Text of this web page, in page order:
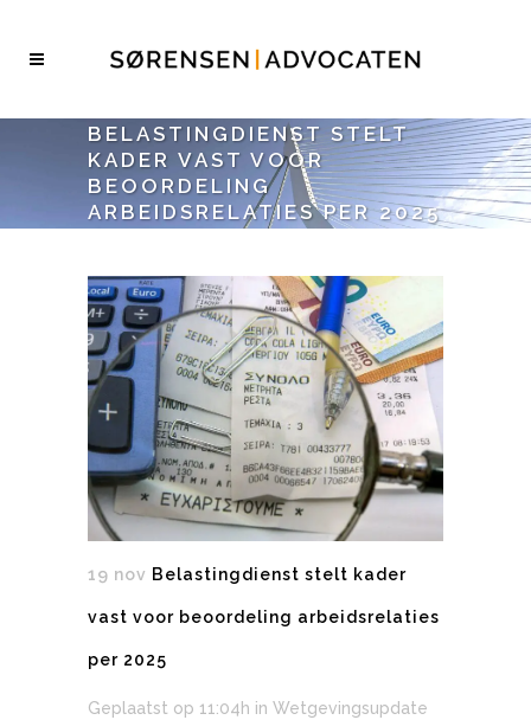
BELASTINGDIENST STELT
KADER VAST VOOR
BEOORDELING
ARBEIDSRELATIES PER 2025
19 nov Belastingdienst stelt kader
vast voor beoordeling arbeidsrelaties
per 2025
Geplaatst op 11:04h in Wetgevingsupdate